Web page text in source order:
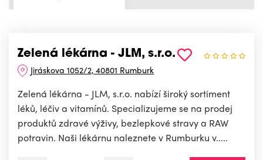
Zelená lékárna - JLM, s.r.o.
Jiráskova 1052/2, 40801 Rumburk
Zelená lékárna - JLM, s.r.o. nabízí široký sortiment
léků, léčiv a vitamínů. Specializujeme se na prodej
produktů zdravé výživy, bezlepkové stravy a RAW
potravin. Naši lékárnu naleznete v Rumburku v.....